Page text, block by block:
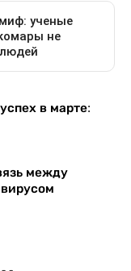
в марте:
между